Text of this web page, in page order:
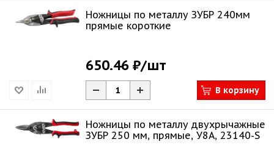
Ножницы по металлу ЗУБР 240мм
прямые короткие
650.46 ₽/шт
В корзину
Ножницы по металлу двухрычажные
ЗУБР 250 мм, прямые, У8А, 23140-S